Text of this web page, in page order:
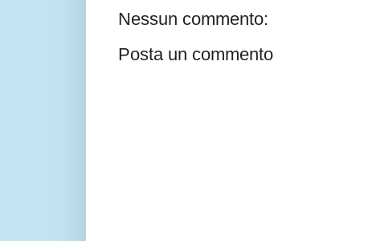
Nessun commento:
Posta un commento